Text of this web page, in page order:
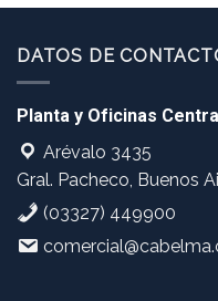
DATOS DE
Planta y Oficinas
Arévalo 3435
Gral. Pacheco, Buenos
(03327) 449900